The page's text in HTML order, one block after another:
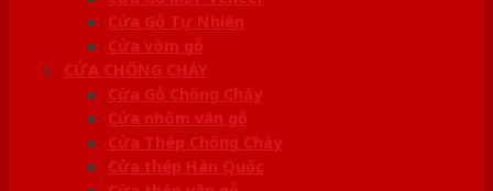
Cửa Gỗ Tự Nhiên
Cửa vòm gỗ
CỬA CHỐNG CHÁY
Cửa Gỗ Chống Cháy
Cửa nhôm vân gỗ
Cửa Thép Chống Cháy
Cửa thép Hàn Quốc